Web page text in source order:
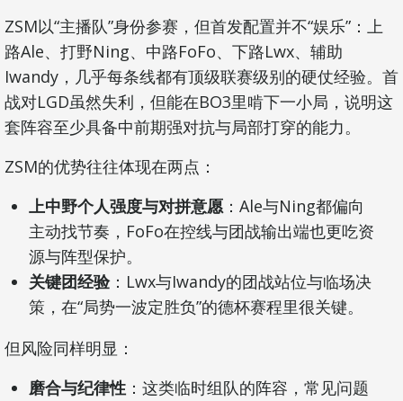
ZSM以“主播队”身份参赛，但首发配置并不“娱乐”：上
路Ale、打野Ning、中路FoFo、下路Lwx、辅助
Iwandy，几乎每条线都有顶级联赛级别的硬仗经验。首
战对LGD虽然失利，但能在BO3里啃下一小局，说明这
套阵容至少具备中前期强对抗与局部打穿的能力。
ZSM的优势往往体现在两点：
上中野个人强度与对拼意愿 ：Ale与Ning都偏向
主动找节奏，FoFo在控线与团战输出端也更吃资
源与阵型保护。
关键团经验：Lwx与Iwandy的团战站位与临场决
策，在“局势一波定胜负”的德杯赛程里很关键。
但风险同样明显：
磨合与纪律性 ：这类临时组队的阵容，常见问题